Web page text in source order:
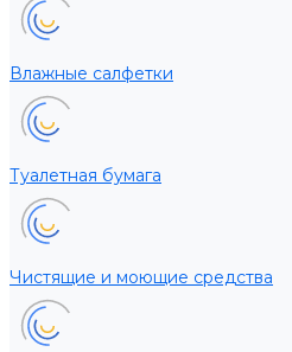
Влажные салфетки
Туалетная бумага
Чистящие и моющие средства